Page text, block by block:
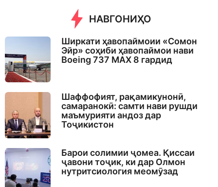
НАВГОНИҲО
Ширкати ҳавопаймоии «Сомон
Эйр» соҳиби ҳавопаймои нави
Boeing 737 MAX 8 гардид
Шаффофият, рақамикунонӣ,
самаранокӣ: самти нави рушди
маъмурияти андоз дар
Тоҷикистон
Барои солимии ҷомеа. Қиссаи
ҷавони тоҷик, ки дар Олмон
нутритсиология меомӯзад